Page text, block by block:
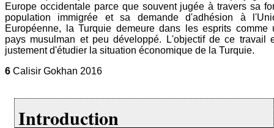
Europe occidentale parce que souvent jugée à travers sa
population immigrée et sa demande d'adhésion à
Européenne, la Turquie demeure dans les esprits comme
pays musulman et peu développé. L'objectif de ce travail
justement d'étudier la situation économique de la Turquie.
6 Calisir Gokhan 2016
Introduction